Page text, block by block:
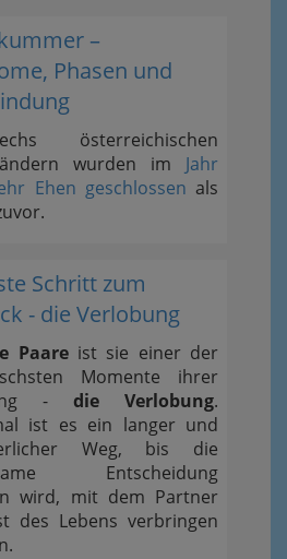
–
Phasen und
österreichischen
wurden im Jahr
Ehen geschlossen als
Schritt zum
- die Verlobung
Paareist sie einer der
Momente ihrer
- die Verlobung.
ist es ein langer und
Weg, bis die
Entscheidung
wird, mit dem Partner
des Lebens verbringen